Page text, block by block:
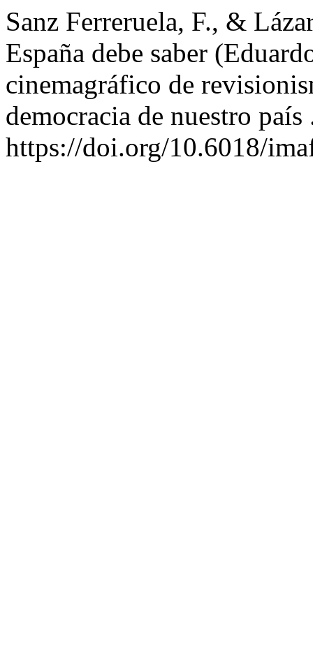
Sanz Ferreruela, F., &
España debe saber
cinemagráfico de
democracia de nuestro
https://doi.org/10.6018/